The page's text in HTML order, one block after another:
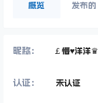
概览 发布的
昵称： ￡懵♥洋洋♛
认证： 未认证